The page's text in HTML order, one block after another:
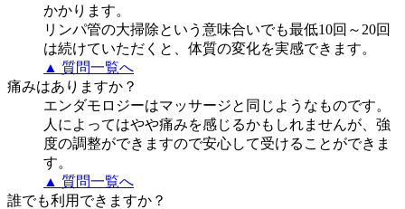
かかります。
リンパ管の大掃除という意味合いでも最低10回～20回
は続けていただくと、体質の変化を実感できます。
▲ 質問一覧へ
痛みはありますか？
エンダモロジーはマッサージと同じようなものです。
人によってはやや痛みを感じるかもしれませんが、強
度の調整ができますので安心して受けることができま
す。
▲ 質問一覧へ
誰でも利用できますか？